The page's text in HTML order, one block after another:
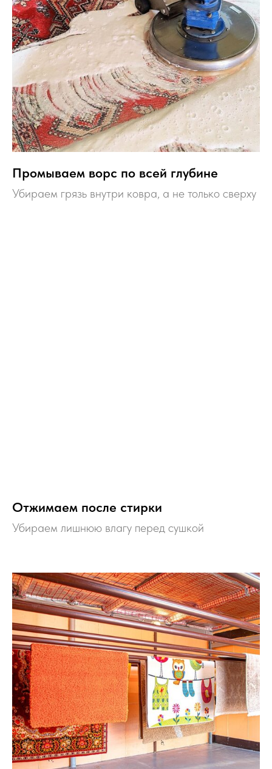
Промываем ворс по всей глубине
Убираем грязь внутри ковра, а не только сверху
Отжимаем после стирки
Убираем лишнюю влагу перед сушкой